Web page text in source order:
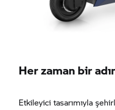
Her zaman bir
Etkileyici tasarımıyla